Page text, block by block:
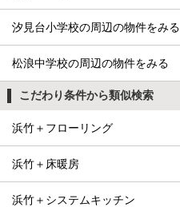
汐見台小学校の周辺の物件をみる
松浪中学校の周辺の物件をみる
こだわり条件から類似検索
浜竹＋フローリング
浜竹＋床暖房
浜竹＋システムキッチン